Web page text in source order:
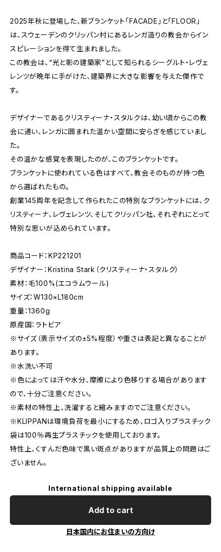
2025年秋に登場した、新ブランケット「FACADE」と「FLOOR」
は、スウェーデンのクリッパン村にあるレンガ造りの教会からイン
スピレーションを得て生まれました。
この教会は、“光と影の建築家”として知られるシーグルト・レヴェ
レンツが晩年に手がけた、建築界に大きな影響を与えた傑作で
す。
デザイナーであるクリスティーナ・スタルクは、幼い頃からこの教
会に通い、レンガに囲まれた温かい空間に安らぎを感じていまし
た。
その温かな感覚を表現したのが、このブランケットです。
ブランケットに使われている色はすべて、教会そのものが持つ色
から選ばれたもの。
創業145周年を記念して作られたこの特別なブランケットには、ク
リスティーナ、レヴェレンツ、そしてクリッパン社、それぞれにとって
特別な思いが込められています。
商品コード：KP221201
デザイナー：Kristina Stark（クリスティーナ・スタルク）
素材：毛100%(エコラムウール)
サイズ：W130×L180cm
重量：1360g
原産国：ラトビア
※サイズ（表示サイズの±5%程度）や重さは表記と異なることが
あります。
※水洗い不可
※色によっては汗や水分、摩擦により色移りする場合があります
ので、十分ご注意ください。
※素材の特性上、洗濯すると縮みますのでご注意ください。
※KLIPPANは環境負荷を最小にするため、ロゴ入りプラスチック
袋は100％再生プラスチックを使用しております。
特性上、くすんだ色味で黒い斑点がありますが品質上の問題はご
ざいません。
International shipping available
Add to cart
日本国内にお住まいの方向け